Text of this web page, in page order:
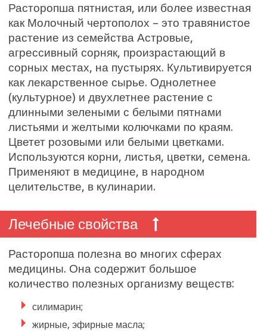
Расторопша пятнистая, или более известная
как Молочный чертополох – это травянистое
растение из семейства Астровые,
агрессивный сорняк, произрастающий в
сорных местах, на пустырях. Культивируется
как лекарственное сырье. Однолетнее
(культурное) и двухлетнее растение с
длинными зелеными с белыми пятнами
листьями и желтыми колючками по краям.
Цветет розовыми или белыми цветками.
Используются корни, листья, цветки, семена.
Применяют в медицине, в народном
целительстве, в кулинарии.
Лечебные свойства
Расторопша полезна во многих сферах
медицины. Она содержит большое
количество полезных организму веществ:
силимарин;
жирные, эфирные масла;